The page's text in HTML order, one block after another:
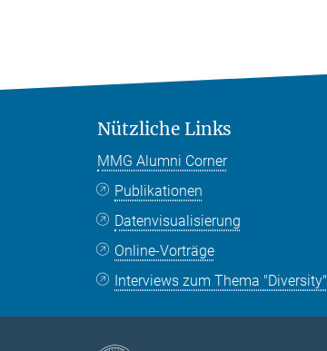
Nützliche Links
MMG Alumni Corner
Publikationen
Datenvisualisierung
Online-Vorträge
Interviews zum Thema "Diversity"